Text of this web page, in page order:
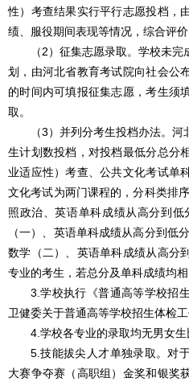
性）考查结果实行平行志愿投档，
绩、服役期间表现等情况，综合评价
（2）征集志愿录取。学校未
划，由河北省教育考试院向社会公
的时间内可填报征集志愿，考生须
取。
（3）并列分考生投档办法。
生计划数投档，对投档最低分总分
业适应性）考查、公共文化考试单
文化考试为两门课程的，分科类排
照政治、英语单科成绩从高分到
（一）、英语单科成绩从高分到低
数学（二）、英语单科成绩从高分
专业的考生，若总分及单科成绩均
3.学校执行《普通高等学校招
卫健委关于普通高等学校招生体检工
4.学校各专业的录取均无男女生
5.技能拔尖人才单独录取。对
大赛争夺赛（高职组）金奖和银奖